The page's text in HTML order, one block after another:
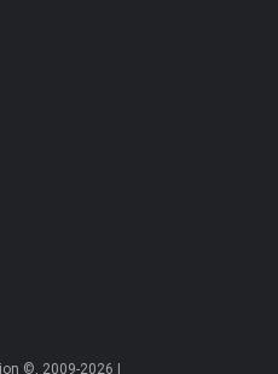
©, 2009-2026 |